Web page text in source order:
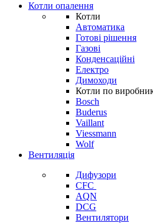
Котли опалення
Котли
Автоматика
Готові рішення
Газові
Конденсаційні
Електро
Димоходи
Котли по
Bosch
Buderus
Vaillant
Viessmann
Wolf
Вентиляція
Дифузори
CFC
AQN
DCG
Вентилятори